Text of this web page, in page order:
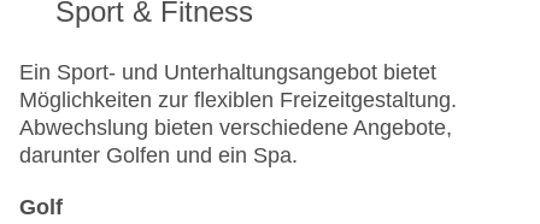
Sport & Fitness
Ein Sport- und Unterhaltungsangebot bietet
Möglichkeiten zur flexiblen Freizeitgestaltung.
Abwechslung bieten verschiedene Angebote,
darunter Golfen und ein Spa.
Golf